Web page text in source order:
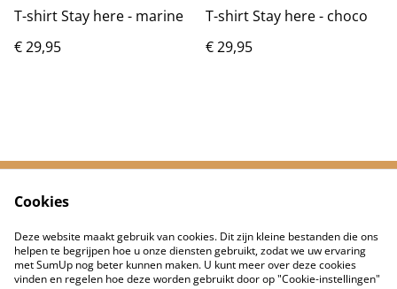
T-shirt Stay here - marine
€ 29,95
T-shirt Stay here - choco
€ 29,95
Neem contact met
ons op
Privacybeleid
Cookiebeleid
Cookies
Deze website maakt gebruik van cookies. Dit zijn kleine bestanden die ons
helpen te begrijpen hoe u onze diensten gebruikt, zodat we uw ervaring
met SumUp nog beter kunnen maken. U kunt meer over deze cookies
vinden en regelen hoe deze worden gebruikt door op "Cookie-instellingen"